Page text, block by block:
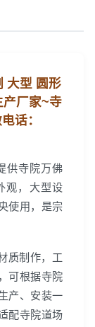
大型 圆形
厂家~寺
话：
供寺院万佛
观，大型设
使用，是宗
质制作，工
可根据寺院
产、安装一
配寺院道场